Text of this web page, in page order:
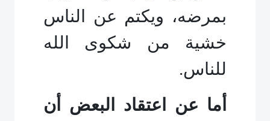
بمرضه، ويكتم عن الناس
خشية من شكوى الله
للناس.
أما عن اعتقاد البعض أن